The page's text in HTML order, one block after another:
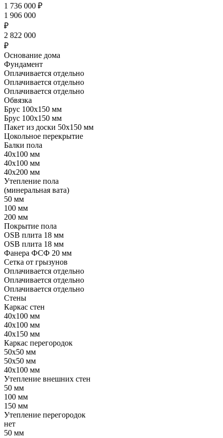
1 736 000 ₽
1 906 000
₽
2 822 000
₽
Основание дома
Фундамент
Оплачивается отдельно
Оплачивается отдельно
Оплачивается отдельно
Обвязка
Брус 100x150 мм
Брус 100x150 мм
Пакет из доски 50x150 мм
Цокольное перекрытие
Балки пола
40x100 мм
40x100 мм
40x200 мм
Утепление пола
(минеральная вата)
50 мм
100 мм
200 мм
Покрытие пола
OSB плита 18 мм
OSB плита 18 мм
Фанера ФСФ 20 мм
Сетка от грызунов
Оплачивается отдельно
Оплачивается отдельно
Оплачивается отдельно
Стены
Каркас стен
40x100 мм
40x100 мм
40x150 мм
Каркас перегородок
50x50 мм
50x50 мм
40x100 мм
Утепление внешних стен
50 мм
100 мм
150 мм
Утепление перегородок
нет
50 мм